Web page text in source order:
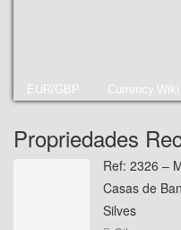
EUR/GBP Currency.Wiki
Propriedades
Ref: 2326 –
Casas de
Silves